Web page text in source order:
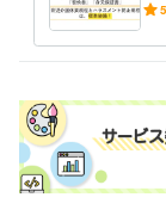
士業・専門職 / 社会
ライフスタイル・
あさひ社労士オフィ
セブンイレブン前
資格・検定
と